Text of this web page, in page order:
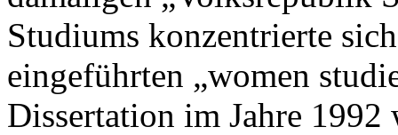
Studiums konzentrierte
eingeführten „women
Dissertation im Jahre 1992